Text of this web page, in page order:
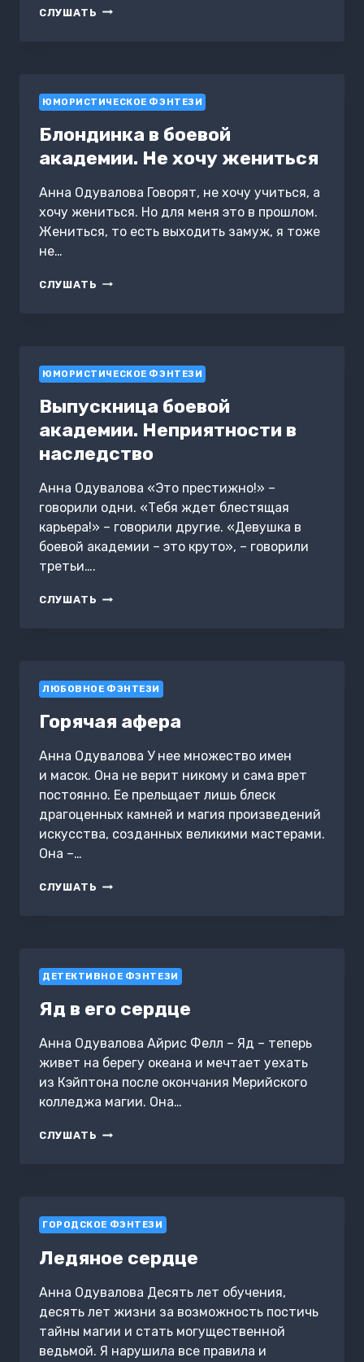
СЛУШАТЬ АЛКОХИМИЯ,
КАМЕНЬ
ЮМОРИСТИЧЕСКОЕ ФЭНТЕЗИ
Блондинка в боевой
академии. Не хочу жениться
Анна Одувалова Говорят, не хочу учиться, а
хочу жениться. Но для меня это в прошлом.
Жениться, то есть выходить замуж, я тоже
не…
СЛУШАТЬ БЛОНДИНКА
ЖЕНИТЬСЯ
ЮМОРИСТИЧЕСКОЕ ФЭНТЕЗИ
Выпускница боевой
академии. Неприятности в
наследство
Анна Одувалова «Это престижно!» –
говорили одни. «Тебя ждет блестящая
карьера!» – говорили другие. «Девушка в
боевой академии – это круто», – говорили
третьи….
СЛУШАТЬ ВЫПУСКНИЦА
ЛЮБОВНОЕ ФЭНТЕЗИ
Горячая афера
Анна Одувалова У нее множество имен
и масок. Она не верит никому и сама врет
постоянно. Ее прельщает лишь блеск
драгоценных камней и магия произведений
искусства, созданных великими мастерами.
Она –…
СЛУШАТЬ ГОРЯЧАЯ
ДЕТЕКТИВНОЕ ФЭНТЕЗИ
Яд в его сердце
Анна Одувалова Айрис Фелл – Яд – теперь
живет на берегу океана и мечтает уехать
из Кэйптона после окончания Мерийского
колледжа магии. Она…
СЛУШАТЬ ЯД
ГОРОДСКОЕ ФЭНТЕЗИ
Ледяное сердце
Анна Одувалова Десять лет обучения,
десять лет жизни за возможность постичь
тайны магии и стать могущественной
ведьмой. Я нарушила все правила и